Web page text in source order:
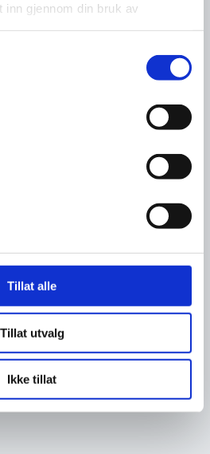
inn gjennom din bruk av
Tillat alle
Tillat utvalg
Ikke tillat